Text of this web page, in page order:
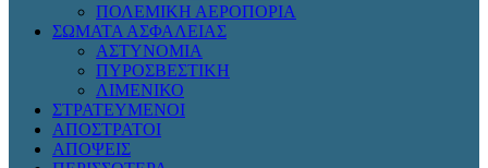
ΠΟΛΕΜΙΚΗ ΑΕΡΟΠΟΡΙΑ
ΣΩΜΑΤΑ ΑΣΦΑΛΕΙΑΣ
ΑΣΤΥΝΟΜΙΑ
ΠΥΡΟΣΒΕΣΤΙΚΗ
ΛΙΜΕΝΙΚΟ
ΣΤΡΑΤΕΥΜΕΝΟΙ
ΑΠΟΣΤΡΑΤΟΙ
ΑΠΟΨΕΙΣ